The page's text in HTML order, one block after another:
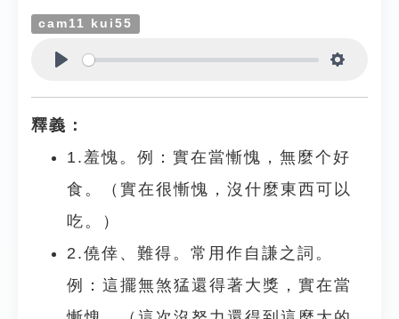
cam11 kui55
釋義：
1.羞愧。例：實在當慚愧，無麼个好
食。（實在很慚愧，沒什麼東西可以
吃。）
2.僥倖、難得。常用作自謙之詞。
例：這擺無煞猛還得著大獎，實在當